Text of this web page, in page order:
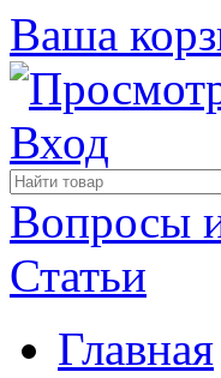
Ваша
Вход
Вопросы
Статьи
Главная